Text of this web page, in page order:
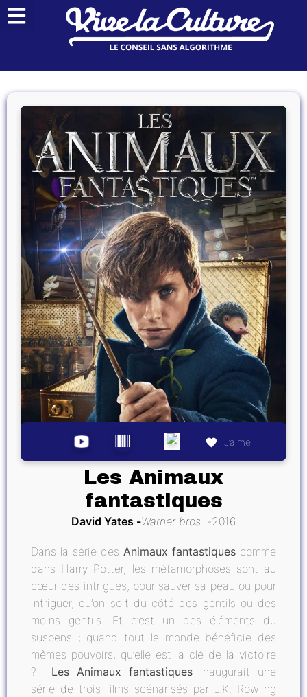
J’aime
Les Animaux
fantastiques
David Yates Warner bros. 2016
Dans la série des Animaux fantastiques comme
dans Harry Potter, les métamorphoses sont au
cœur des intrigues, pour sauver sa peau ou pour
intriguer, qu’on soit du côté des gentils ou des
moins gentils. Et c’est un des éléments du
suspens ; quand tout le monde bénéficie des
mêmes pouvoirs, qu’elle est la clé de la victoire
? Les Animaux fantastiques inaugurait une
série de trois films scénarisés par J.K. Rowling